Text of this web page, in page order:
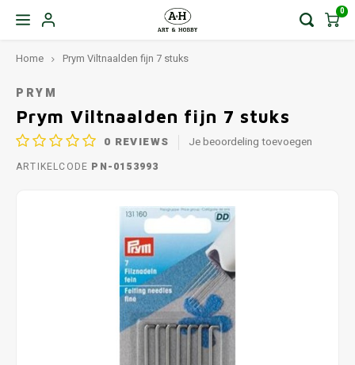
0
Home Prym Viltnaalden fijn 7 stuks
PRYM
Prym Viltnaalden fijn 7 stuks
0 REVIEWS Je beoordeling toevoegen
ARTIKELCODE PN-0153993